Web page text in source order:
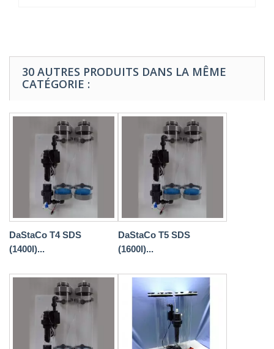
30 AUTRES PRODUITS DANS LA MÊME
CATÉGORIE :
DaStaCo T4 SDS
(1400l)...
DaStaCo T5 SDS
(1600l)...